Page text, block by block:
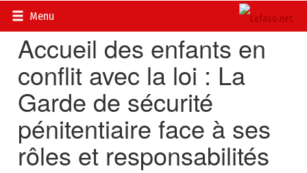
Menu
Accueil>
Accueil des enfants en
conflit avec la loi : La
Garde de sécurité
pénitentiaire face à ses
rôles et responsabilités